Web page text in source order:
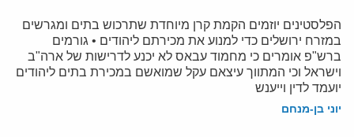
הפלסטינים יוזמים הקמת קרן מיוחדת שתרכוש בתים ומגרשים
במזרח ירושלים כדי למנוע את מכירתם ליהודים • גורמים
ברש"פ אומרים כי מחמוד עבאס לא יכנע לדרישות של ארה"ב
וישראל וכי המתווך עיצאם עקל שמואשם במכירת בתים ליהודים
יועמד לדין וייענש
יוני בן-מנחם